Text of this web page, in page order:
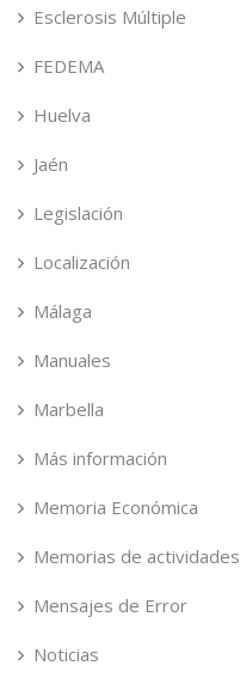
Esclerosis Múltiple
FEDEMA
Huelva
Jaén
Legislación
Localización
Málaga
Manuales
Marbella
Más información
Memoria Económica
Memorias de actividades
Mensajes de Error
Noticias